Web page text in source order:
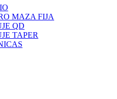
MAZA FIJA
QD
TAPER